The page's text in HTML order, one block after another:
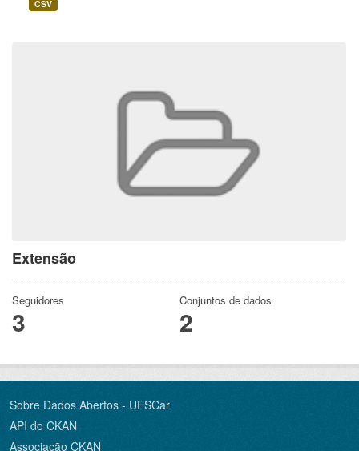
Extensão
Seguidores
3
Conjuntos de dados
2
CSV
Sobre Dados Abertos - UFSCar
API do CKAN
Associação CKAN